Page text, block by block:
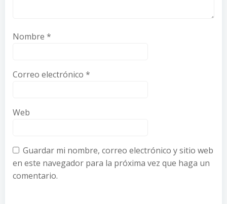
Nombre *
Correo electrónico *
Web
Guardar mi nombre, correo electrónico y sitio web
en este navegador para la próxima vez que haga un
comentario.